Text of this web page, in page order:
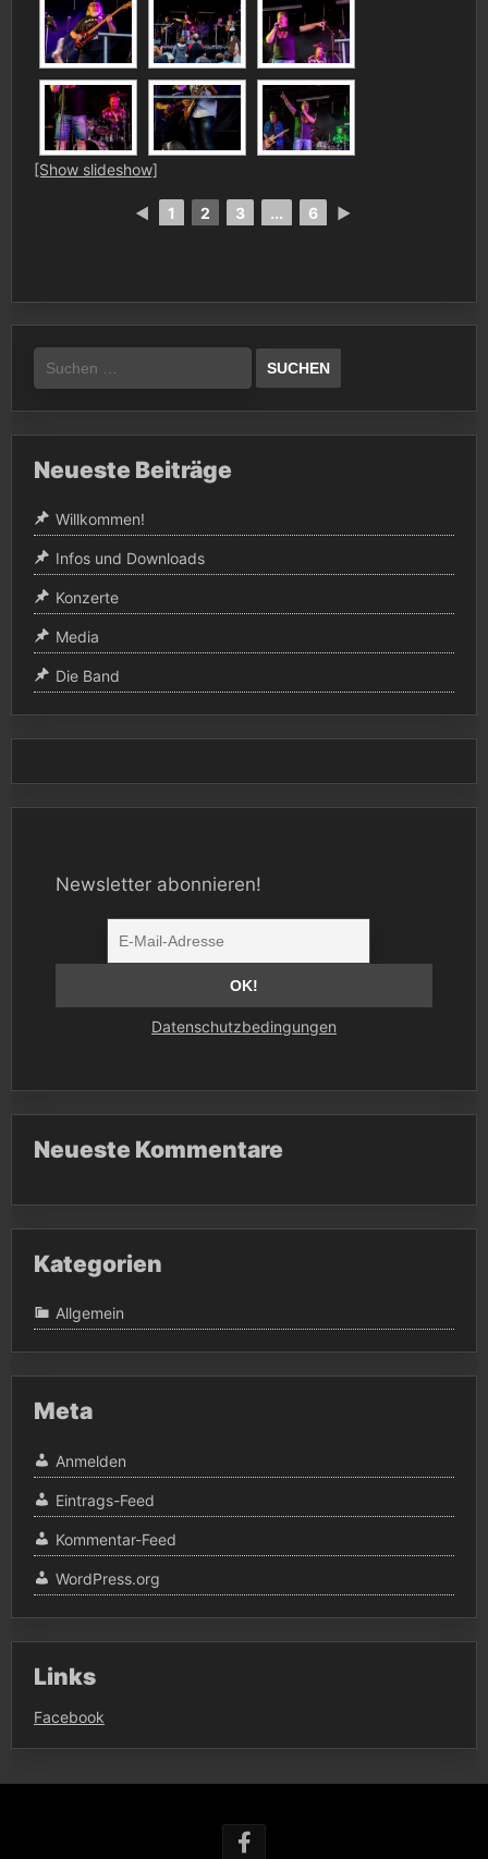
[Show slideshow]
◄ 1 2 3 ... 6 ►
Suchen
nach:
Neueste Beiträge
Willkommen!
Infos und Downloads
Konzerte
Media
Die Band
Newsletter abonnieren!
Datenschutzbedingungen
Neueste Kommentare
Kategorien
Allgemein
Meta
Anmelden
Eintrags-Feed
Kommentar-Feed
WordPress.org
Links
Facebook